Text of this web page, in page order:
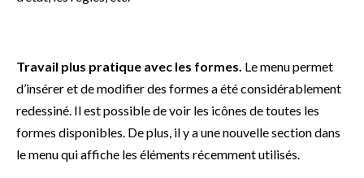
Travail plus pratique avec les formes. Le menu permet
d’insérer et de modifier des formes a été considérablement
redessiné. Il est possible de voir les icônes de toutes les
formes disponibles. De plus, il y a une nouvelle section dans
le menu qui affiche les éléments récemment utilisés.